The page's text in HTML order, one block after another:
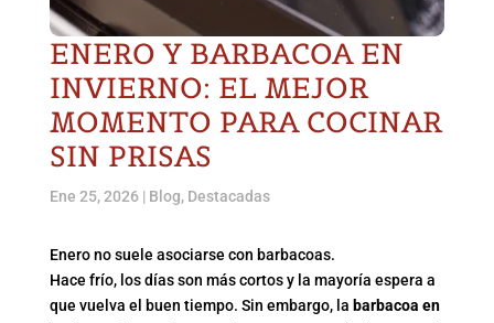
ENERO Y BARBACOA EN
INVIERNO: EL MEJOR
MOMENTO PARA COCINAR
SIN PRISAS
Ene 25, 2026| Blog, Destacadas
Enero no suele asociarse con barbacoas.
Hace frío, los días son más cortos y la mayoría espera a
que vuelva el buen tiempo. Sin embargo, la barbacoa en